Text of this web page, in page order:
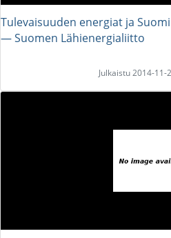
Tulevaisuuden energiat ja
― Suomen Lähienergialiitto
Julkaistu 2014-